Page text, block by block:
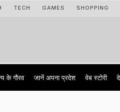
TECH GAMES SHOPPING
के गौरव जानें अपना प्रदेश वेब स्टोरी